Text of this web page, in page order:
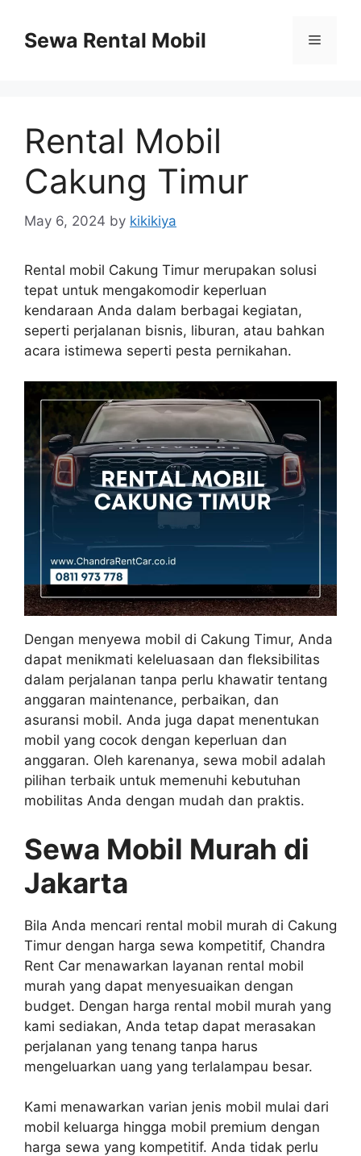
contentSewa Rental Mobil Menu
Rental Mobil
Cakung Timur
May 6, 2024 by kikikiya
Rental mobil Cakung Timur merupakan solusi
tepat untuk mengakomodir keperluan
kendaraan Anda dalam berbagai kegiatan,
seperti perjalanan bisnis, liburan, atau bahkan
acara istimewa seperti pesta pernikahan.
Dengan menyewa mobil di Cakung Timur, Anda
dapat menikmati keleluasaan dan fleksibilitas
dalam perjalanan tanpa perlu khawatir tentang
anggaran maintenance, perbaikan, dan
asuransi mobil. Anda juga dapat menentukan
mobil yang cocok dengan keperluan dan
anggaran. Oleh karenanya, sewa mobil adalah
pilihan terbaik untuk memenuhi kebutuhan
mobilitas Anda dengan mudah dan praktis.
Sewa Mobil Murah di
Jakarta
Bila Anda mencari rental mobil murah di Cakung
Timur dengan harga sewa kompetitif, Chandra
Rent Car menawarkan layanan rental mobil
murah yang dapat menyesuaikan dengan
budget. Dengan harga rental mobil murah yang
kami sediakan, Anda tetap dapat merasakan
perjalanan yang tenang tanpa harus
mengeluarkan uang yang terlalampau besar.
Kami menawarkan varian jenis mobil mulai dari
mobil keluarga hingga mobil premium dengan
harga sewa yang kompetitif. Anda tidak perlu